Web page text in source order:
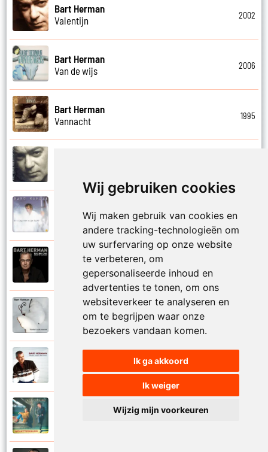
Wij gebruiken cookies
Wij maken gebruik van cookies en
andere tracking-technologieën om
uw surfervaring op onze website
te verbeteren, om
gepersonaliseerde inhoud en
advertenties te tonen, om ons
websiteverkeer te analyseren en
om te begrijpen waar onze
bezoekers vandaan komen.
Ik ga akkoord
Ik weiger
Wijzig mijn voorkeuren
Bart Herman
Valentijn
2002
Bart Herman
Van de wijs
2006
Bart Herman
Vannacht
1995
Bart Herman
Vertrouwelijk
Bart Herman
Victoria
Bart Herman
Vlinder in de sneeuw
Vlinders passie stille tranen